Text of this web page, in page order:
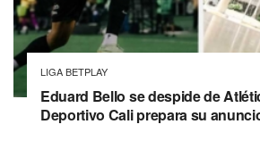
LIGA BETPLAY
Eduard Bello se despide de
Deportivo Cali prepara su